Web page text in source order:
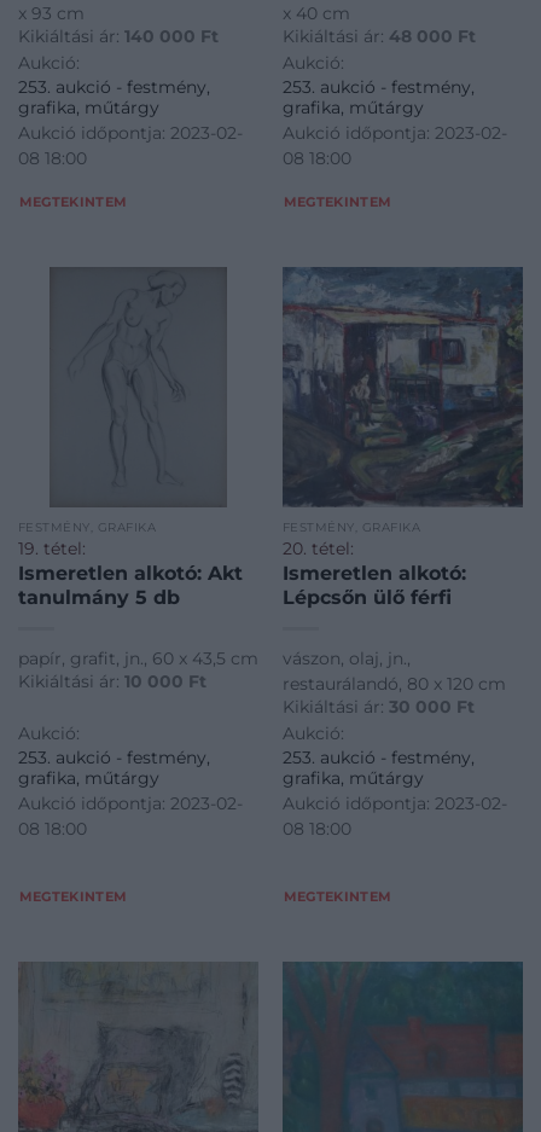
x 93 cm
Kikiáltási ár: 140 000 Ft
Aukció:
253. aukció - festmény,
grafika, műtárgy
Aukció időpontja: 2023-02-
08 18:00
MEGTEKINTEM
x 40 cm
Kikiáltási ár: 48 000 Ft
Aukció:
253. aukció - festmény,
grafika, műtárgy
Aukció időpontja: 2023-02-
08 18:00
MEGTEKINTEM
FESTMÉNY, GRAFIKA
19. tétel:
Ismeretlen alkotó: Akt
tanulmány 5 db
papír, grafit, jn., 60 x 43,5 cm
Kikiáltási ár: 10 000 Ft
Aukció:
253. aukció - festmény,
grafika, műtárgy
Aukció időpontja: 2023-02-
08 18:00
MEGTEKINTEM
FESTMÉNY, GRAFIKA
20. tétel:
Ismeretlen alkotó:
Lépcsőn ülő férfi
vászon, olaj, jn.,
restaurálandó, 80 x 120 cm
Kikiáltási ár: 30 000 Ft
Aukció:
253. aukció - festmény,
grafika, műtárgy
Aukció időpontja: 2023-02-
08 18:00
MEGTEKINTEM